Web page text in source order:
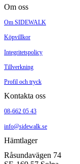
Om oss
Om SIDEWALK
Köpvillkor
Integritetspolicy
Tillverkning
Profil och tryck
Kontakta oss
08-662 05 43
info@sidewalk.se
Hämtlager
Råsundavägen 74